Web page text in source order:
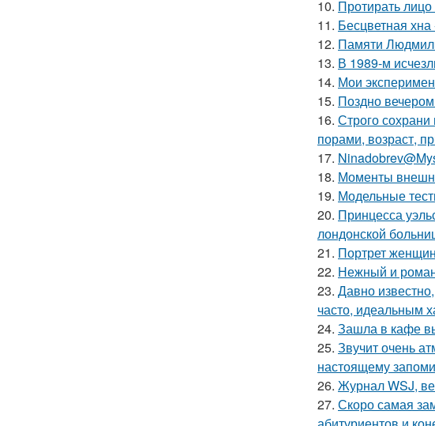
10. Протирать
11. Бесцветная хна
12. Памяти
13. В 1989-м
14. Мои
15. Поздно
16. Строго
порами, возраст,
17.
18. Моменты
19. Модельные
20. Принцесса
лондонской
21. Портрет
22. Нежный и
23. Давно
часто, идеальным
24. Зашла в кафе
25. Звучит очень
настоящему
26. Журнал WSJ,
27. Скоро самая